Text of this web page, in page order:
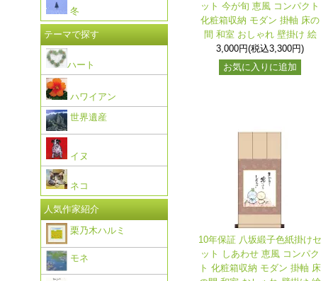
ット 今が旬 恵風 コンパクト
化粧箱収納 モダン 掛軸 床の
間 和室 おしゃれ 壁掛け 絵
3,000円(税込3,300円)
お気に入りに追加
10年保証 八坂緞子色紙掛けセ
ット しあわせ 恵風 コンパク
ト 化粧箱収納 モダン 掛軸 床
冬
テーマで探す
ハート
ハワイアン
世界遺産
イヌ
ネコ
人気作家紹介
栗乃木ハルミ
モネ